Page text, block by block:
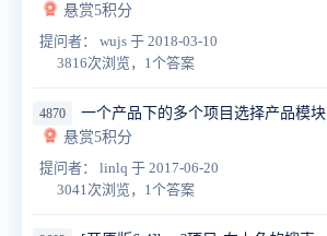
悬赏5积分
提问者： wujs 于 2018-03-10
3816次浏览，1个答案
4870 一个产品下的多个项目选择产品模块
悬赏5积分
提问者： linlq 于 2017-06-20
3041次浏览，1个答案